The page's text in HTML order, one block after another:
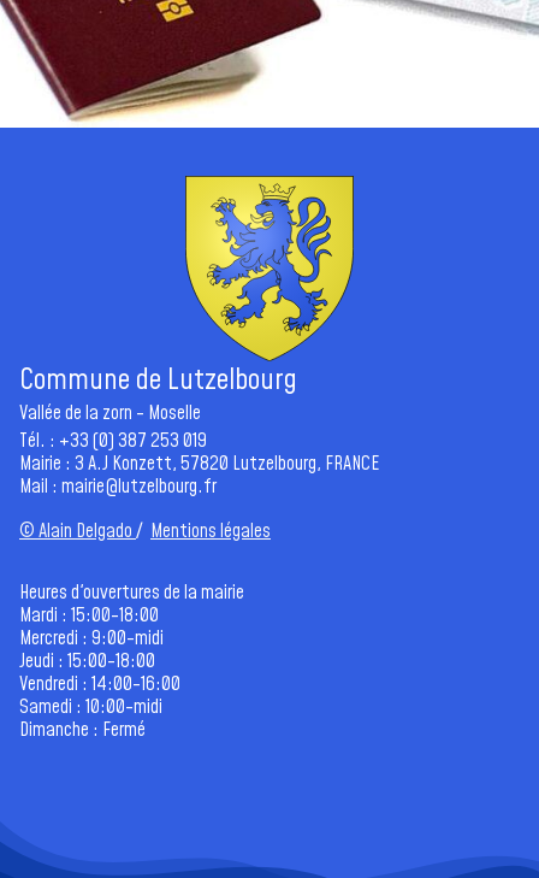
Commune de Lutzelbourg
Vallée de la zorn - Moselle
Tél. : +33 (0) 387 253 019
Mairie : 3 A.J Konzett, 57820 Lutzelbourg, FRANCE
Mail : mairie@lutzelbourg.fr
© Alain Delgado/ Mentions légales
Heures d'ouvertures de la mairie
Mardi : 15:00-18:00
Mercredi : 9:00-midi
Jeudi : 15:00-18:00
Vendredi : 14:00-16:00
Samedi : 10:00-midi
Dimanche : Fermé